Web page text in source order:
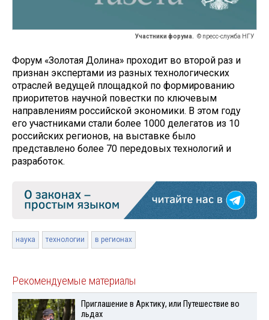
Участники форума. © пресс-служба НГУ
Форум «Золотая Долина» проходит во второй раз и
признан экспертами из разных технологических
отраслей ведущей площадкой по формированию
приоритетов научной повестки по ключевым
направлениям российской экономики. В этом году
его участниками стали более 1000 делегатов из 10
российских регионов, на выставке было
представлено более 70 передовых технологий и
разработок.
наука технологии в регионах
Рекомендуемые материалы
Приглашение в Арктику, или Путешествие во
льдах